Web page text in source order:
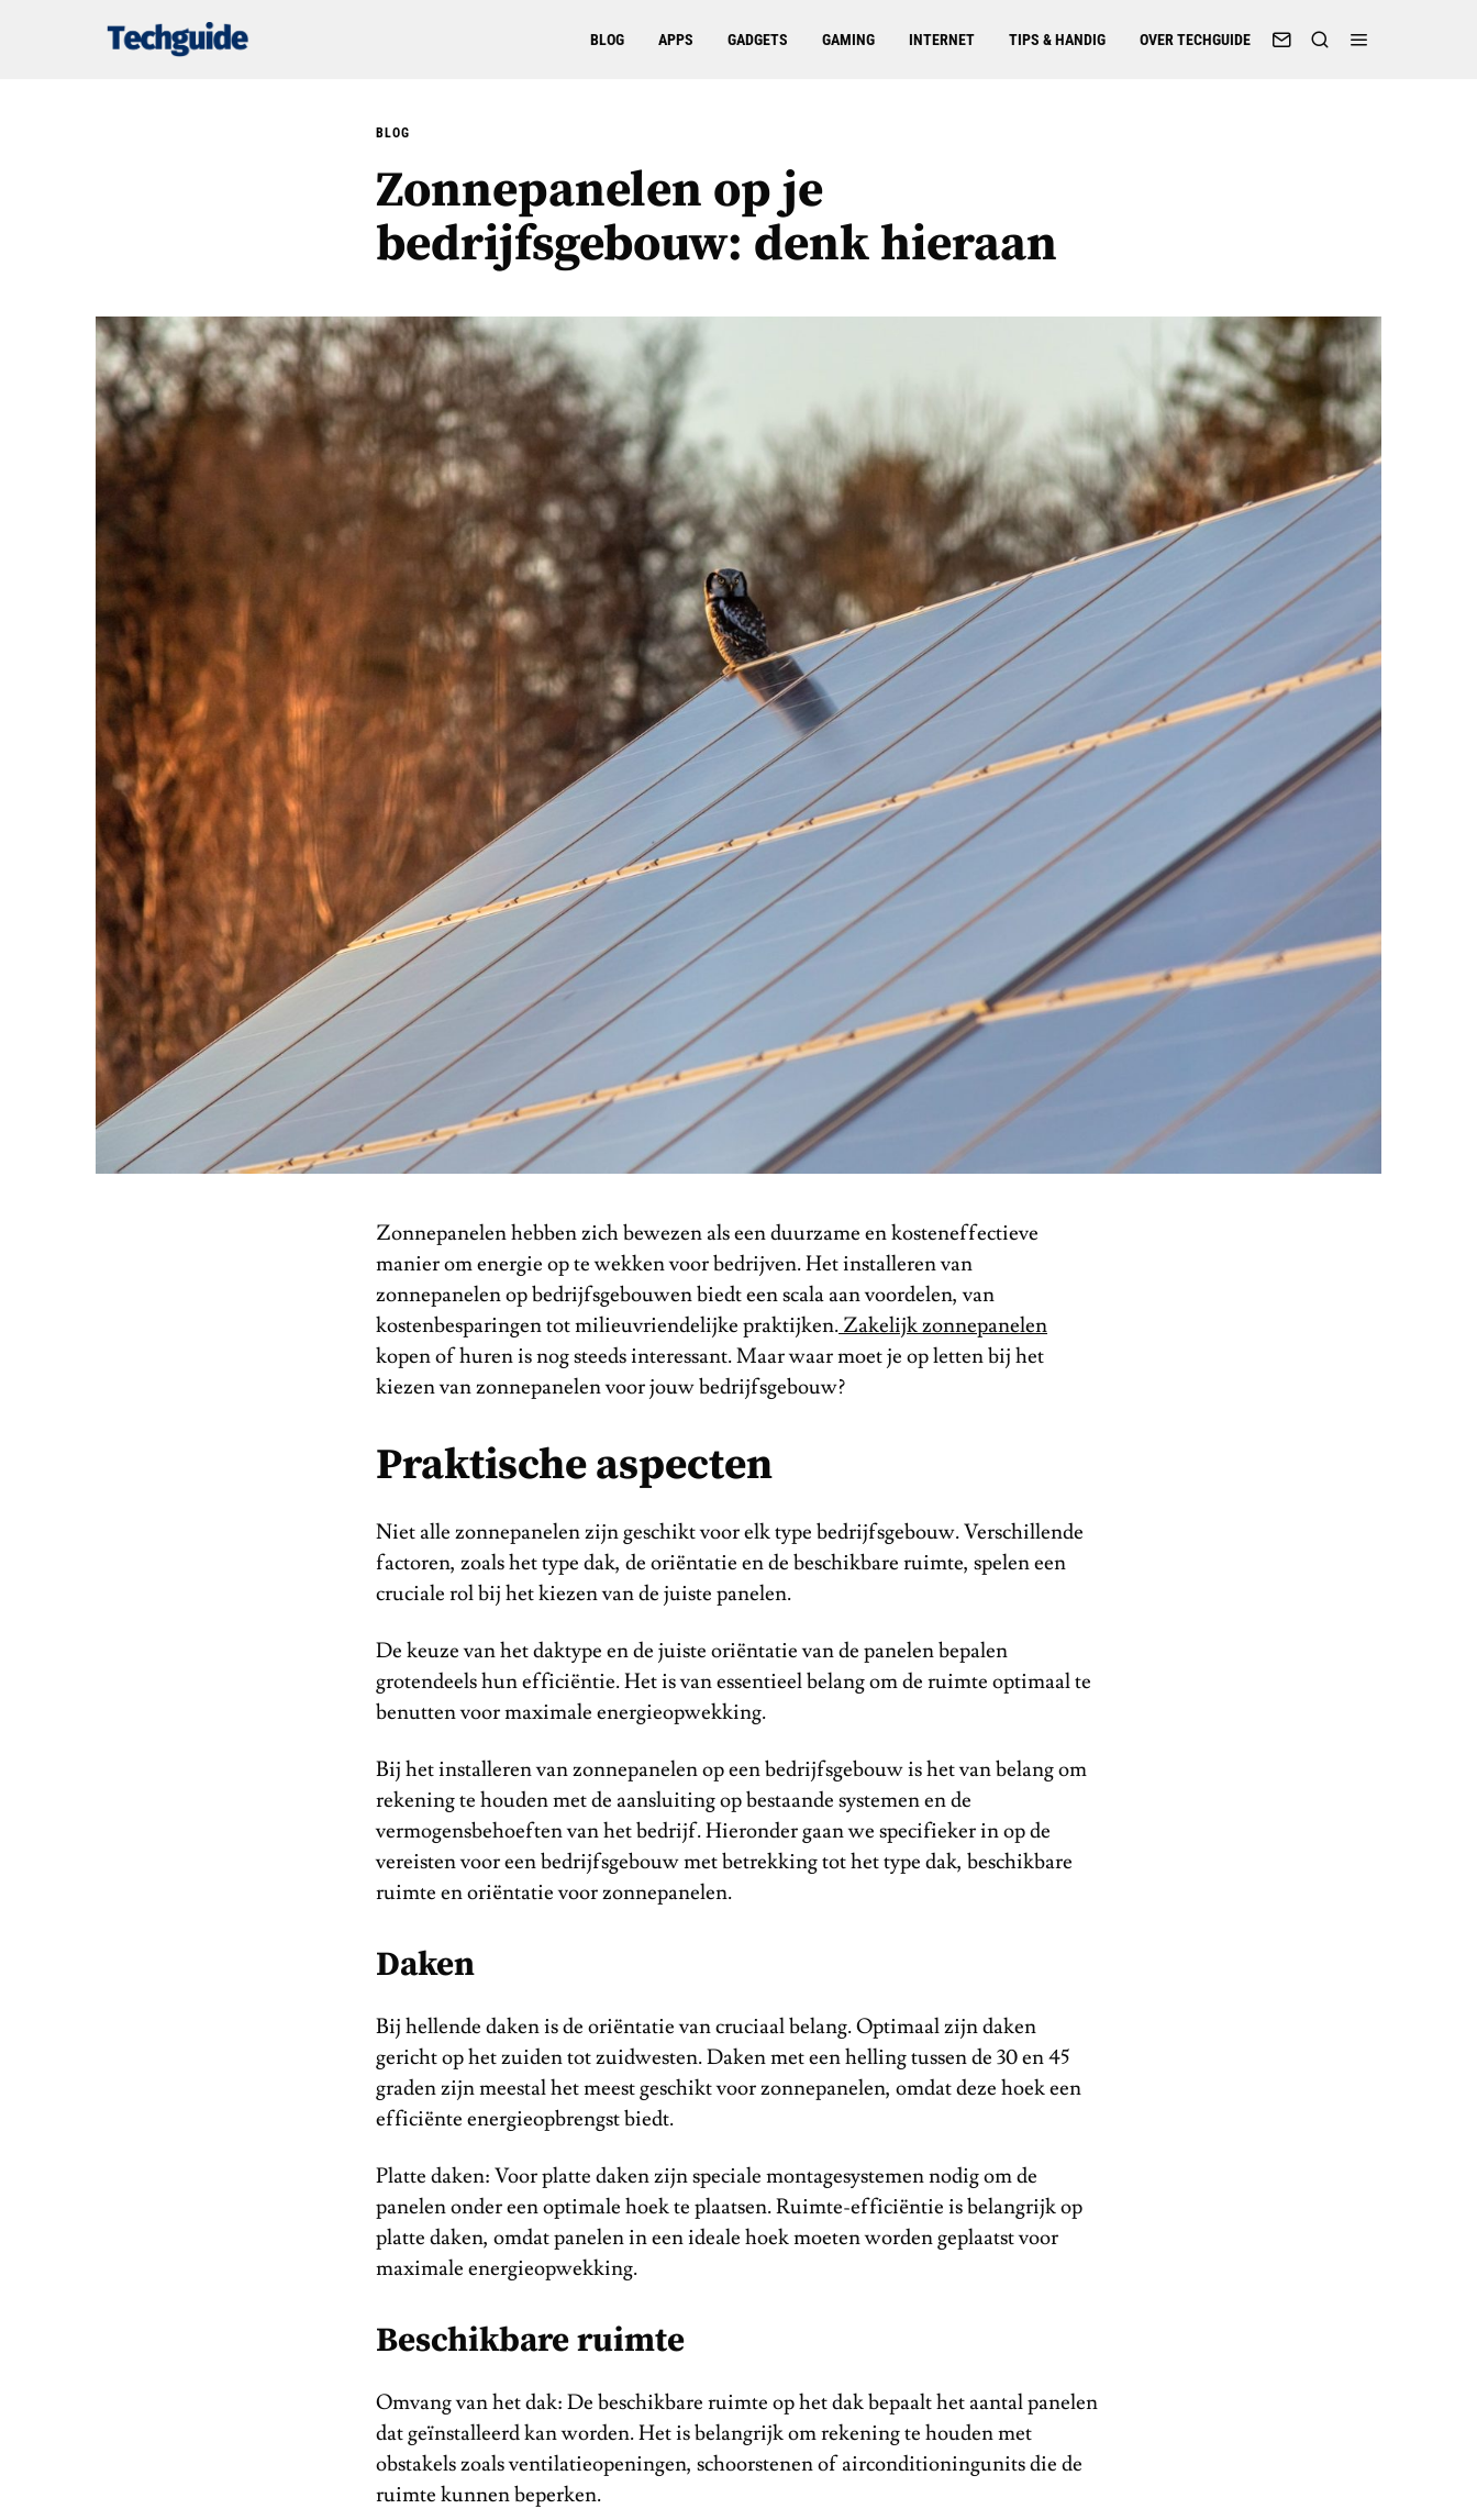
BLOG APPS GADGETS GAMING INTERNET TIPS & HANDIG OVER TECHGUIDE
BLOG
Zonnepanelen op je
bedrijfsgebouw: denk hieraan
Zonnepanelen hebben zich bewezen als een duurzame en kosteneffectieve
manier om energie op te wekken voor bedrijven. Het installeren van
zonnepanelen op bedrijfsgebouwen biedt een scala aan voordelen, van
kostenbesparingen tot milieuvriendelijke praktijken. Zakelijk zonnepanelen
kopen of huren is nog steeds interessant. Maar waar moet je op letten bij het
kiezen van zonnepanelen voor jouw bedrijfsgebouw?
Praktische aspecten
Niet alle zonnepanelen zijn geschikt voor elk type bedrijfsgebouw. Verschillende
factoren, zoals het type dak, de oriëntatie en de beschikbare ruimte, spelen een
cruciale rol bij het kiezen van de juiste panelen.
De keuze van het daktype en de juiste oriëntatie van de panelen bepalen
grotendeels hun efficiëntie. Het is van essentieel belang om de ruimte optimaal te
benutten voor maximale energieopwekking.
Bij het installeren van zonnepanelen op een bedrijfsgebouw is het van belang om
rekening te houden met de aansluiting op bestaande systemen en de
vermogensbehoeften van het bedrijf. Hieronder gaan we specifieker in op de
vereisten voor een bedrijfsgebouw met betrekking tot het type dak, beschikbare
ruimte en oriëntatie voor zonnepanelen.
Daken
Bij hellende daken is de oriëntatie van cruciaal belang. Optimaal zijn daken
gericht op het zuiden tot zuidwesten. Daken met een helling tussen de 30 en 45
graden zijn meestal het meest geschikt voor zonnepanelen, omdat deze hoek een
efficiënte energieopbrengst biedt.
Platte daken: Voor platte daken zijn speciale montagesystemen nodig om de
panelen onder een optimale hoek te plaatsen. Ruimte-efficiëntie is belangrijk op
platte daken, omdat panelen in een ideale hoek moeten worden geplaatst voor
maximale energieopwekking.
Beschikbare ruimte
Omvang van het dak: De beschikbare ruimte op het dak bepaalt het aantal panelen
dat geïnstalleerd kan worden. Het is belangrijk om rekening te houden met
obstakels zoals ventilatieopeningen, schoorstenen of airconditioningunits die de
ruimte kunnen beperken.